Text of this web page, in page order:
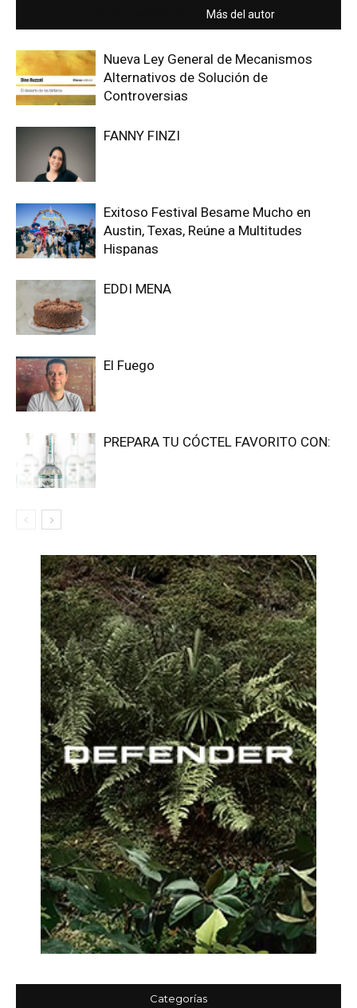
Más del autor
Nueva Ley General de Mecanismos
Alternativos de Solución de
Controversias
FANNY FINZI
Exitoso Festival Besame Mucho en
Austin, Texas, Reúne a Multitudes
Hispanas
EDDI MENA
El Fuego
PREPARA TU CÓCTEL FAVORITO CON:
Categorías